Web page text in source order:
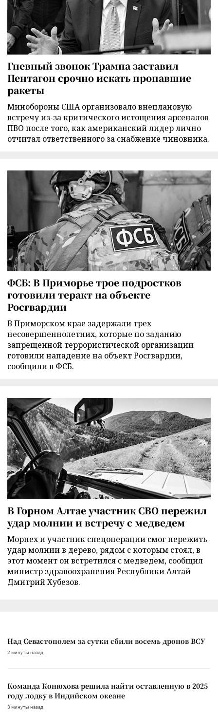
Гневный звонок Трампа заставил
Пентагон срочно искать пропавшие
ракеты
Минобороны США организовало внеплановую
встречу из-за критического истощения арсеналов
ПВО после того, как американский лидер лично
отчитал ответственного за снабжение чиновника.
ФСБ: В Приморье трое подростков
готовили теракт на объекте
Росгвардии
В Приморском крае задержали трех
несовершеннолетних, которые по заданию
запрещенной террористической организации
готовили нападение на объект Росгвардии,
сообщили в ФСБ.
В Горном Алтае участник СВО пережил
удар молнии и встречу с медведем
Морпех и участник спецоперации смог пережить
удар молнии в дерево, рядом с которым стоял, в
этот момент он встретился с медведем, сообщил
министр здравоохранения Республики Алтай
Дмитрий Хубезов.
Над Севастополем за сутки сбили восемь дронов ВСУ
2 минуты назад
Команда Конюхова решила найти оставленную в 2025
году лодку в Индийском океане
3 минуты назад